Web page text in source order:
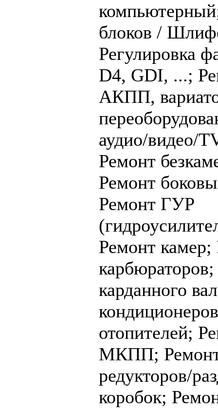
блоков /
Регулировка
D4, GDI, ...;
АКПП,
аудио/видео/
Ремонт
Ремонт
Ремонт ГУР
Ремонт камер;
карданного
отопителей;
МКПП;
редукторов/
коробок;